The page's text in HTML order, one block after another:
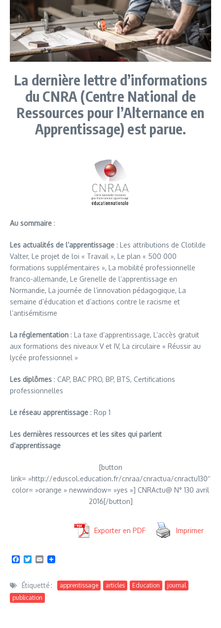
La dernière lettre d’informations
du CNRA (Centre National de
Ressources pour l’Alternance en
Apprentissage) est parue.
Au sommaire :
Les actualités de l’apprentissage : Les attributions de Clotilde
Valter, Le projet de loi « Travail », Le plan « 500 000
formations supplémentaires », La mobilité professionnelle
franco-allemande, Le Grenelle de l’apprentissage en
Normandie, La journée de l’innovation pédagogique, La
semaine d’éducation et d’actions contre le racisme et
l’antisémitisme
La réglementation : La taxe d’apprentissage, L’accès gratuit
aux formations des niveaux V et IV, La circulaire « Réussir au
lycée professionnel »
Les diplômes : CAP, BAC PRO, BP, BTS, Certifications
professionnelles
Le réseau apprentissage : Rop 1
Les dernières ressources et les sites qui parlent
d’apprentissage
[button
link= »http://eduscol.education.fr/cnraa/cnractua/cnractu130″
color= »orange » newwindow= »yes »] CNRActu@ N° 130 avril
2016[/button]
Exporter en PDF Imprimer
Facebook
Twitter
Email
Étiquetté : apprentissage articles Education
journal
publication